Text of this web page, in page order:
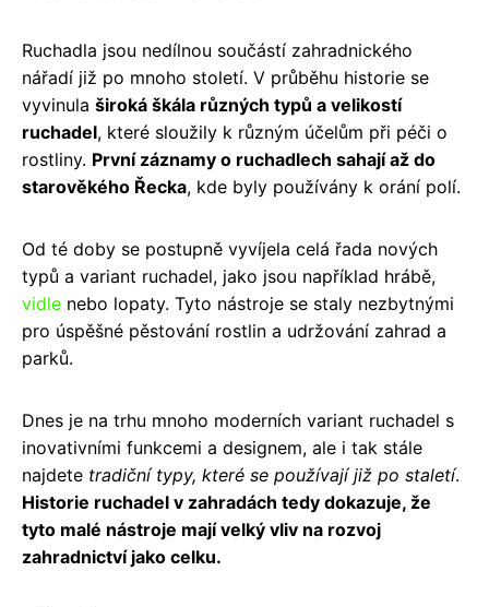
Ruchadla jsou nedílnou součástí zahradnického
nářadí již po mnoho století. V průběhu historie se
vyvinula široká škála různých typů a velikostí
ruchadel, které sloužily k různým účelům při péči o
rostliny. První záznamy o ruchadlech sahají až do
starověkého Řecka, kde byly používány k orání polí.
Od té doby se postupně vyvíjela celá řada nových
typů a variant ruchadel, jako jsou například hrábě,
vidle nebo lopaty. Tyto nástroje se staly nezbytnými
pro úspěšné pěstování rostlin a udržování zahrad a
parků.
Dnes je na trhu mnoho moderních variant ruchadel s
inovativními funkcemi a designem, ale i tak stále
najdete tradiční typy, které se používají již po staletí.
Historie ruchadel v zahradách tedy dokazuje, že
tyto malé nástroje mají velký vliv na rozvoj
zahradnictví jako celku.